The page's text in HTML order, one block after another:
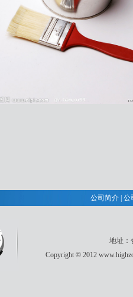
公司简介 公
地址：
Copyright © 2012